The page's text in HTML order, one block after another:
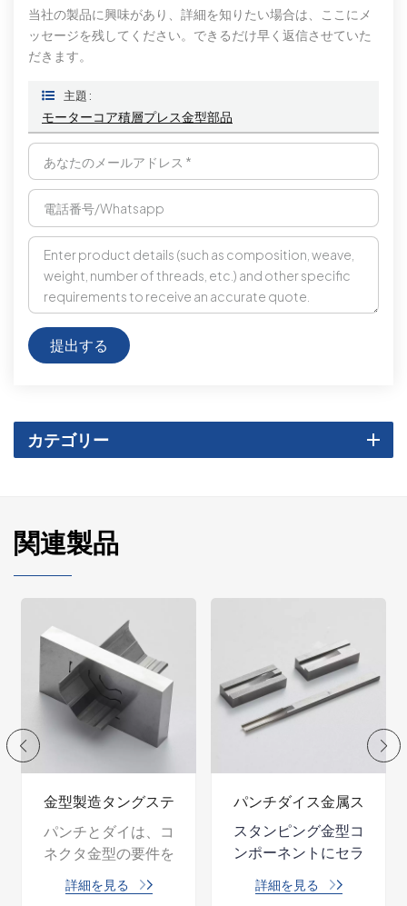
当社の製品に興味があり、詳細を知りたい場合は、ここにメ
ッセージを残してください。できるだけ早く返信させていた
だきます。
主題 :
モーターコア積層プレス金型部品
提出する
カテゴリー
関連製品
パンチダイス金属ス
タンピングメーカー
のカスタマイズされ
たツール
スタンピング金型コ
ンポーネントにセラ
ると、工具寿命の延
詳細を見る
タングステンカーバ
イド切削工具金型ス
ペアパーツ
精密タングステンカーバ
イドのパンチとダイのコ
ンポーネントは、製造業
および金属加工業界にお
詳細を見る